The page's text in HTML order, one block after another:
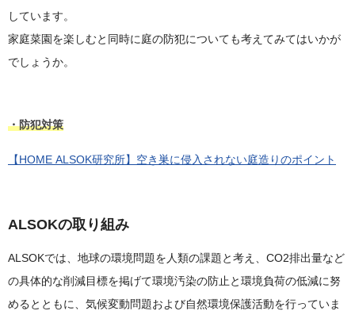
しています。
家庭菜園を楽しむと同時に庭の防犯についても考えてみてはいかが
でしょうか。
・防犯対策
【HOME ALSOK研究所】空き巣に侵入されない庭造りのポイント
ALSOKの取り組み
ALSOKでは、地球の環境問題を人類の課題と考え、CO2排出量など
の具体的な削減目標を掲げて環境汚染の防止と環境負荷の低減に努
めるとともに、気候変動問題および自然環境保護活動を行っていま